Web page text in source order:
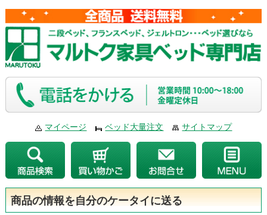
マイページ ベッド大量注文 サイトマップ
商品の情報を自分のケータイに送る